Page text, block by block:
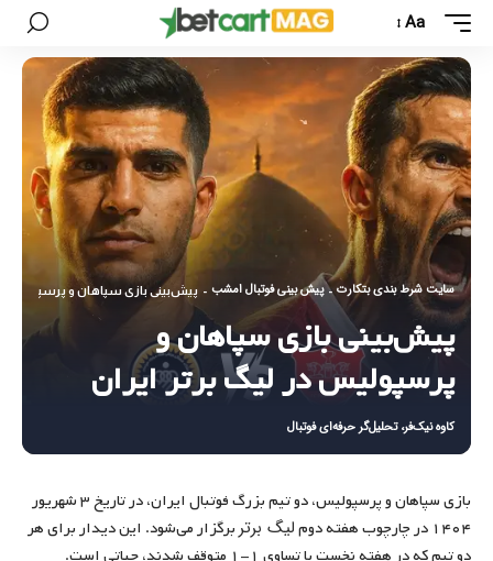
Aa
سایت شرط بندی بتکارت - پیش بینی فوتبال امشب - پیش‌بینی بازی سپاهان و پرسپولیس
پیش‌بینی بازی سپاهان و
پرسپولیس در لیگ برتر ایران
کاوه نیک‌فر، تحلیل‌گر حرفه‌ای فوتبال
بازی سپاهان و پرسپولیس، دو تیم بزرگ فوتبال ایران، در تاریخ ۳ شهریور
۱۴۰۴ در چارچوب هفته دوم
لیگ برتربرگزار می‌شود. این دیدار برای هر